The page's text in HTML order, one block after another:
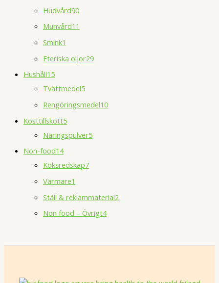
Hudvård90
Munvård11
Smink1
Eteriska oljor29
Hushåll15
Tvättmedel5
Rengöringsmedel10
Kosttillskott5
Näringspulver5
Non-food14
Köksredskap7
Värmare1
Ställ & reklammaterial2
Non food – Övrigt4